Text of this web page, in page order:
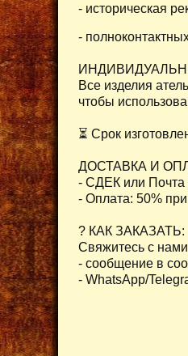
- историческая
-
Все изделия
чтобы
⏳ Срок
ДОСТАВКА И
- СДЕК или Почта
- Оплата: 50%
? КАК ЗАКАЗАТЬ:
Свяжитесь с
- сообщение в
- WhatsApp/